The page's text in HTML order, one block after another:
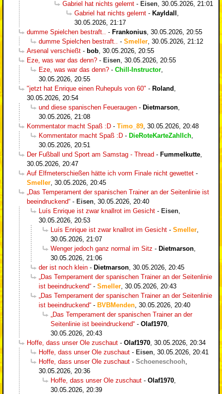
Gabriel hat nichts gelernt - Eisen 30.05.2026, 21:01
Gabriel hat nichts gelernt - Kayldall
30.05.2026, 21:17
dumme Spielchen bestraft..
- Frankonius 30.05.2026, 20:55
dumme Spielchen bestraft..
- Smeller 30.05.2026, 21:12
Arsenal verschießt - bob 30.05.2026, 20:55
Eze, was war das denn? - Eisen 30.05.2026, 20:55
Eze, was war das denn? - Chill-Instructor
30.05.2026, 20:55
"jetzt hat Enrique einen Ruhepuls von 60" - Roland
30.05.2026, 20:54
und diese spanischen Feueraugen - Dietmarson
30.05.2026, 21:08
Kommentator macht Spaß :D - Timo_89 30.05.2026, 20:48
Kommentator macht Spaß :D - DieRoteKarteZahlIch
30.05.2026, 20:51
Der Fußball und Sport am Samstag - Thread - Fummelkutte
30.05.2026, 20:47
Auf Elfmeterschießen hätte ich vorm Finale nicht gewettet -
Smeller 30.05.2026, 20:45
„Das Temperament der spanischen Trainer an der Seitenlinie ist
beeindruckend“ - Eisen 30.05.2026, 20:40
Luís Enrique ist zwar knallrot im Gesicht - Eisen
30.05.2026, 20:53
Luís Enrique ist zwar knallrot im Gesicht - Smeller
30.05.2026, 21:07
Wenger jedoch ganz normal im Sitz - Dietmarson
30.05.2026, 21:06
der ist noch klein - Dietmarson 30.05.2026, 20:45
„Das Temperament der spanischen Trainer an der Seitenlinie
ist beeindruckend“ - Smeller 30.05.2026, 20:43
„Das Temperament der spanischen Trainer an der Seitenlinie
ist beeindruckend“ - BVBMenden 30.05.2026, 20:40
„Das Temperament der spanischen Trainer an der
Seitenlinie ist beeindruckend“ - Olaf1970
30.05.2026, 20:43
Hoffe, dass unser Ole zuschaut - Olaf1970 30.05.2026, 20:34
Hoffe, dass unser Ole zuschaut - Eisen 30.05.2026, 20:41
Hoffe, dass unser Ole zuschaut - Schoeneschooh
30.05.2026, 20:36
Hoffe, dass unser Ole zuschaut - Olaf1970
30.05.2026, 20:39